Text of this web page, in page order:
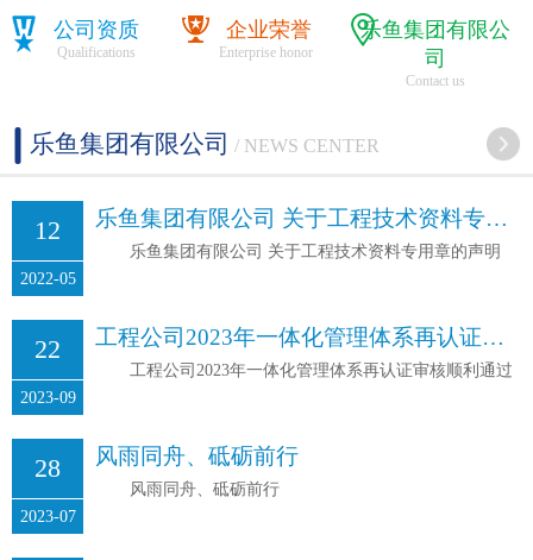
公司资质
Qualifications
企业荣誉
Enterprise honor
乐鱼集团有限公
司
Contact us
乐鱼集团有限公司 / NEWS CENTER
12
2022-05
乐鱼集团有限公司 关于工程技术资料专用章的声明
乐鱼集团有限公司 关于工程技术资料专用章的声明
22
2023-09
工程公司2023年一体化管理体系再认证审核顺利通过
工程公司2023年一体化管理体系再认证审核顺利通过
28
2023-07
风雨同舟、砥砺前行
风雨同舟、砥砺前行